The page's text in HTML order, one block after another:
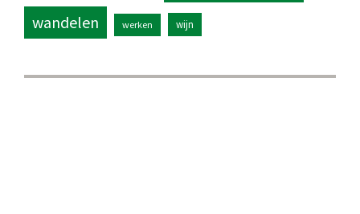
wandelen werken wijn